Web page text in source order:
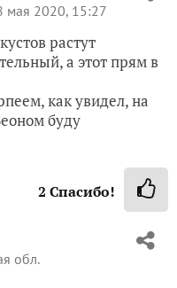
мая 2020, 15:27
растут
а этот прям в
как увидел, на
буду
2 Спасибо!
обл.